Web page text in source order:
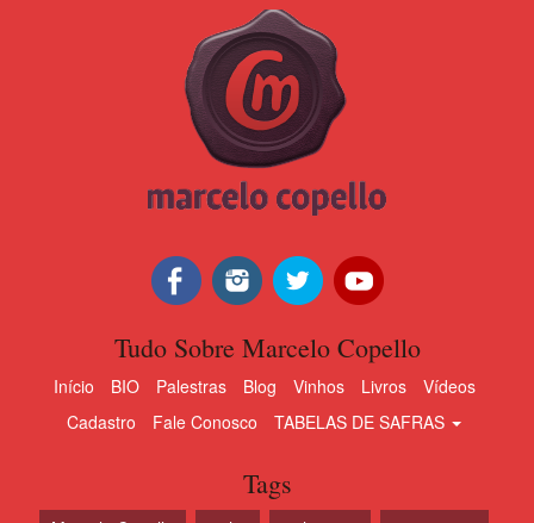
Tudo Sobre Marcelo Copello
Início BIO Palestras Blog Vinhos Livros
Vídeos
Cadastro
Fale Conosco TABELAS DE SAFRAS
Tags